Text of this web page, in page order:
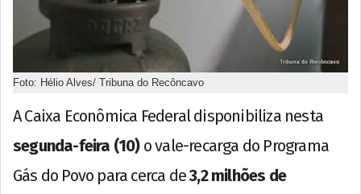
Foto: Hélio Alves/ Tribuna do Recôncavo
A Caixa Econômica Federal disponibiliza nesta
segunda-feira (10)o vale-recarga do Programa
Gás do Povo para cerca de3,2 milhões de